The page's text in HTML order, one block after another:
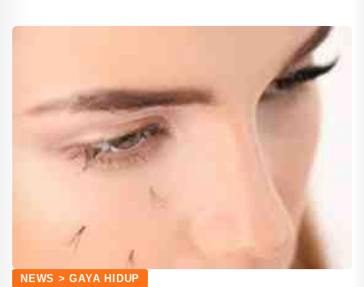
NEWS > GAYA HIDUP